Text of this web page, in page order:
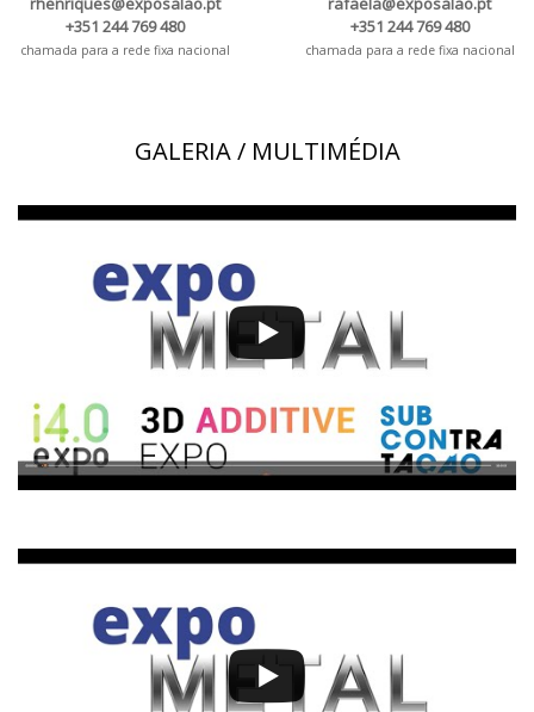
+351 244 769 480
chamada para a rede fixa nacional
+351 244 769 480
chamada para a rede fixa nacional
GALERIA / MULTIMÉDIA